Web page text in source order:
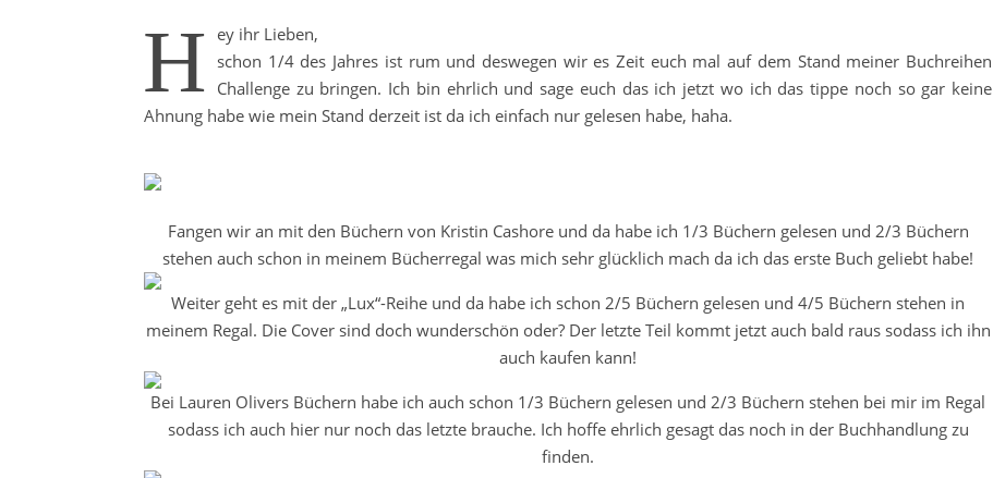
H
ey ihr Lieben,
schon 1/4 des Jahres ist rum und deswegen wir es Zeit euch mal auf dem Stand meiner Buchreihen
Challenge zu bringen. Ich bin ehrlich und sage euch das ich jetzt wo ich das tippe noch so gar keine
Ahnung habe wie mein Stand derzeit ist da ich einfach nur gelesen habe, haha.
Fangen wir an mit den Büchern von Kristin Cashore und da habe ich 1/3 Büchern gelesen und 2/3 Büchern
stehen auch schon in meinem Bücherregal was mich sehr glücklich mach da ich das erste Buch geliebt habe!
Weiter geht es mit der „Lux“-Reihe und da habe ich schon 2/5 Büchern gelesen und 4/5 Büchern stehen in
meinem Regal. Die Cover sind doch wunderschön oder? Der letzte Teil kommt jetzt auch bald raus sodass ich ihn
auch kaufen kann!
Bei Lauren Olivers Büchern habe ich auch schon 1/3 Büchern gelesen und 2/3 Büchern stehen bei mir im Regal
sodass ich auch hier nur noch das letzte brauche. Ich hoffe ehrlich gesagt das noch in der Buchhandlung zu
finden.